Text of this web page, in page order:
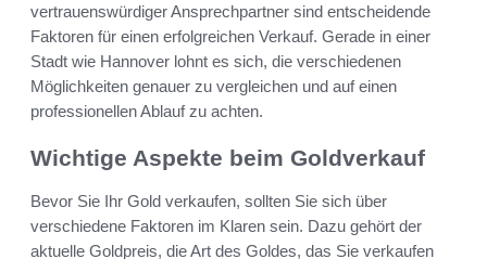
vertrauenswürdiger Ansprechpartner sind entscheidende
Faktoren für einen erfolgreichen Verkauf. Gerade in einer
Stadt wie Hannover lohnt es sich, die verschiedenen
Möglichkeiten genauer zu vergleichen und auf einen
professionellen Ablauf zu achten.
Wichtige Aspekte beim Goldverkauf
Bevor Sie Ihr Gold verkaufen, sollten Sie sich über
verschiedene Faktoren im Klaren sein. Dazu gehört der
aktuelle Goldpreis, die Art des Goldes, das Sie verkaufen